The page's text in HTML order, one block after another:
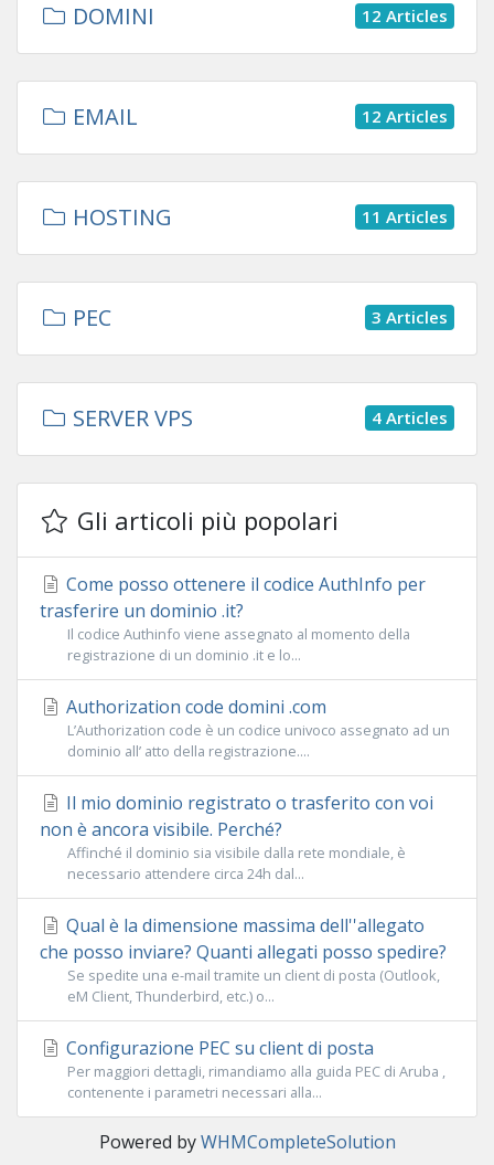
12 Articles
DOMINI
12 Articles
EMAIL
11 Articles
HOSTING
3 Articles
PEC
4 Articles
SERVER VPS
Gli articoli più popolari
Come posso ottenere il codice AuthInfo per
trasferire un dominio .it?
Il codice Authinfo viene assegnato al momento della
registrazione di un dominio .it e lo...
Authorization code domini .com
L’Authorization code è un codice univoco assegnato ad un
dominio all’ atto della registrazione....
Il mio dominio registrato o trasferito con voi
non è ancora visibile. Perché?
Affinché il dominio sia visibile dalla rete mondiale, è
necessario attendere circa 24h dal...
Qual è la dimensione massima dell''allegato
che posso inviare? Quanti allegati posso spedire?
Se spedite una e-mail tramite un client di posta (Outlook,
eM Client, Thunderbird, etc.) o...
Configurazione PEC su client di posta
Per maggiori dettagli, rimandiamo alla guida PEC di Aruba ,
contenente i parametri necessari alla...
Powered byWHMCompleteSolution